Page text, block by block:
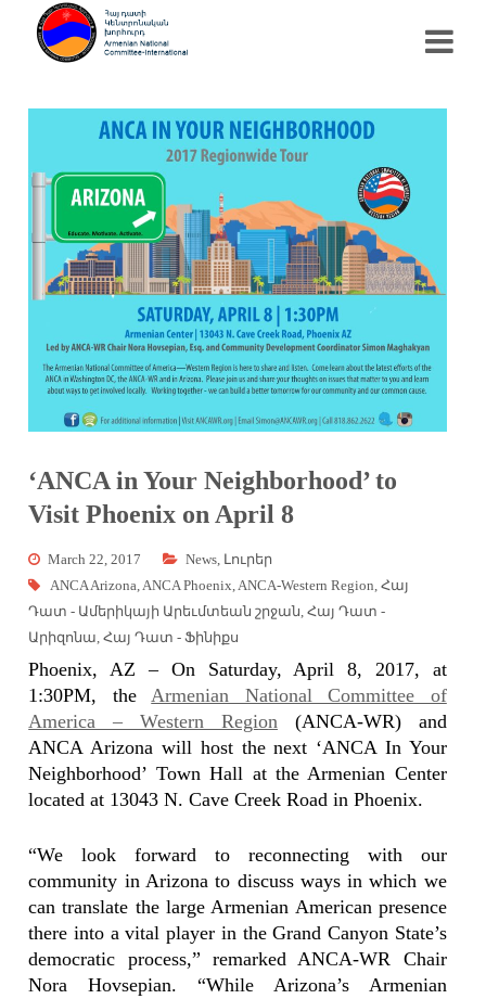
‘ANCA in Your Neighborhood’ to
Visit Phoenix on April 8
March 22, 2017 News, Լուրեր
ANCA Arizona,ANCA Phoenix,ANCA-Western Region,Հայ
Դատ - Ամերիկայի Արեւմտեան շրջան,Հայ Դատ -
Արիզոնա,Հայ Դատ - Ֆինիքս
Phoenix, AZ – On Saturday, April 8, 2017, at
1:30PM, theArmenian National Committee of
America – Western Region(ANCA-WR) and
ANCA Arizona will host the next ‘ANCA In Your
Neighborhood’ Town Hall at the Armenian Center
located at 13043 N. Cave Creek Road in Phoenix.
“We look forward to reconnecting with our
community in Arizona to discuss ways in which we
can translate the large Armenian American presence
there into a vital player in the Grand Canyon State’s
democratic process,” remarked ANCA-WR Chair
Nora Hovsepian. “While Arizona’s Armenian